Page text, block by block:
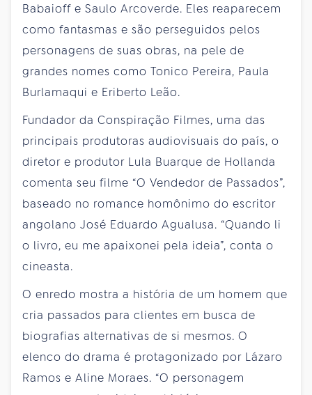
Babaioff e Saulo Arcoverde. Eles reaparecem
como fantasmas e são perseguidos pelos
personagens de suas obras, na pele de
grandes nomes como Tonico Pereira, Paula
Burlamaqui e Eriberto Leão.
Fundador da Conspiração Filmes, uma das
principais produtoras audiovisuais do país, o
diretor e produtor Lula Buarque de Hollanda
comenta seu filme “O Vendedor de Passados”,
baseado no romance homônimo do escritor
angolano José Eduardo Agualusa. “Quando li
o livro, eu me apaixonei pela ideia”, conta o
cineasta.
O enredo mostra a história de um homem que
cria passados para clientes em busca de
biografias alternativas de si mesmos. O
elenco do drama é protagonizado por Lázaro
Ramos e Aline Moraes. “O personagem